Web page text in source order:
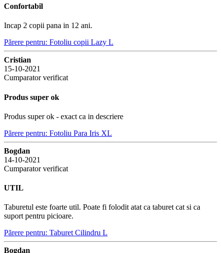
Confortabil
Incap 2 copii pana in 12 ani.
Părere pentru: Fotoliu copii Lazy L
Cristian
15-10-2021
Cumparator verificat
Produs super ok
Produs super ok - exact ca in descriere
Părere pentru: Fotoliu Para Iris XL
Bogdan
14-10-2021
Cumparator verificat
UTIL
Taburetul este foarte util. Poate fi folodit atat ca taburet cat si ca
suport pentru picioare.
Părere pentru: Taburet Cilindru L
Bogdan